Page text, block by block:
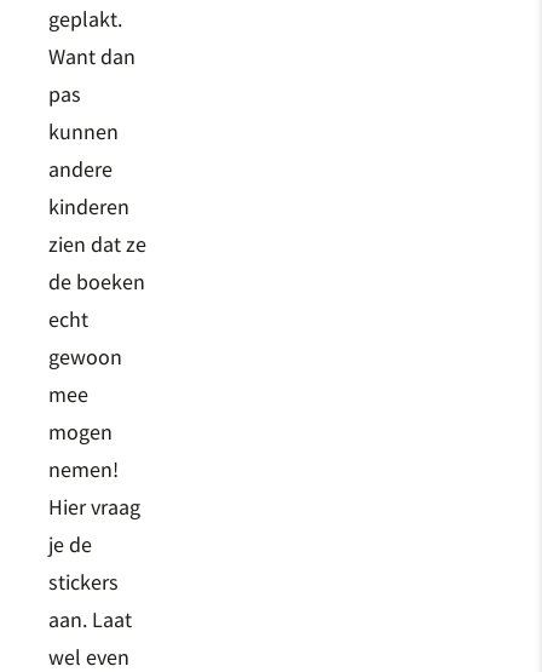
geplakt.
Want dan
pas
kunnen
andere
kinderen
zien dat ze
de boeken
echt
gewoon
mee
mogen
nemen!
Hier vraag
je de
stickers
aan. Laat
wel even